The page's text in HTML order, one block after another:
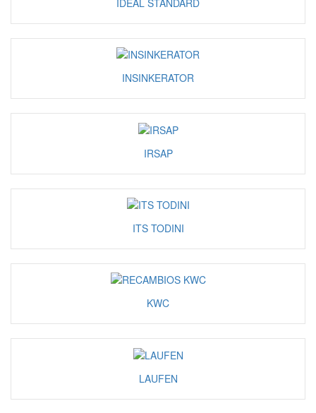
INSINKERATOR
IRSAP
ITS TODINI
KWC
LAUFEN